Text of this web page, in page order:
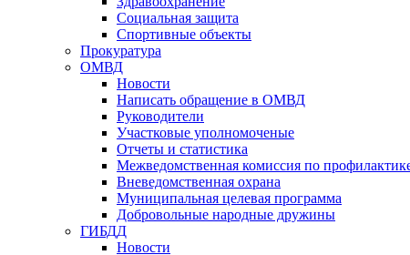
Социальная защита
Спортивные объекты
Прокуратура
ОМВД
Новости
Написать обращение в ОМВД
Руководители
Участковые уполномоченые
Отчеты и статистика
Межведомственная комиссия по
Вневедомственная охрана
Муниципальная целевая программа
Добровольные народные дружины
ГИБДД
Новости